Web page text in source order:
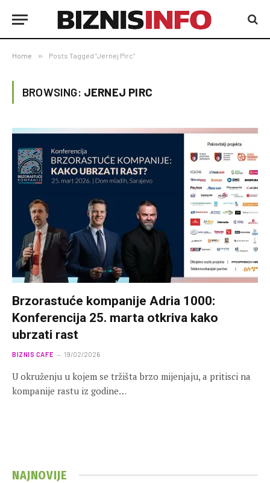
Home » Posts Tagged "Jernej Pirc"
BROWSING: JERNEJ PIRC
Brzorastuće kompanije Adria 1000:
Konferencija 25. marta otkriva kako
ubrzati rast
BIZNIS CAFE 19/02/2026
U okruženju u kojem se tržišta brzo mijenjaju, a pritisci na
kompanije rastu iz godine…
NAJNOVIJE